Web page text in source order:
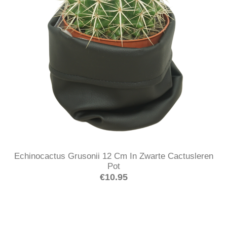
Echinocactus Grusonii 12 Cm In Zwarte Cactusleren
Pot
€10.95